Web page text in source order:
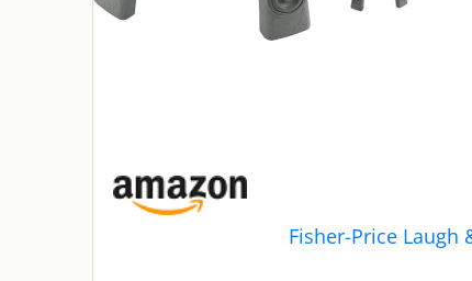
Fisher-Price Laugh